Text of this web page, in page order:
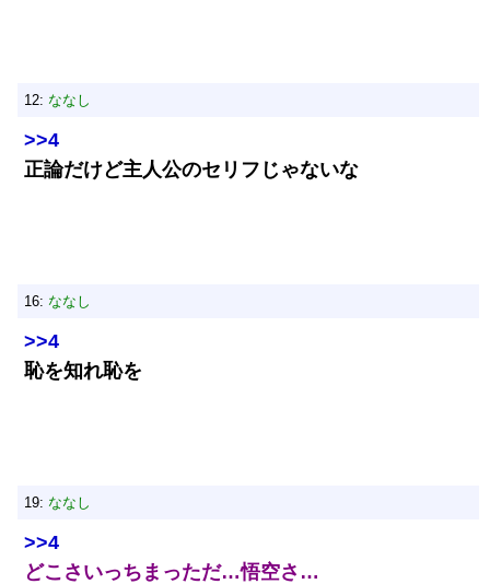
12: ななし
>>4
正論だけど主人公のセリフじゃないな
16: ななし
>>4
恥を知れ恥を
19: ななし
>>4
どこさいっちまっただ…悟空さ…